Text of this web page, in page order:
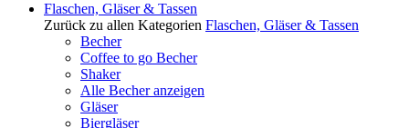
Flaschen, Gläser & Tassen
Zurück zu allen Kategorien Flaschen, Gläser & Tassen
Becher
Coffee to go Becher
Shaker
Alle Becher anzeigen
Gläser
Biergläser